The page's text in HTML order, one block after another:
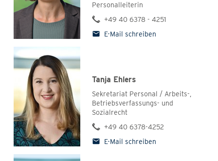
Personalleiterin
+49 40 6378 - 4251
E-Mail schreiben
Tanja Ehlers
Sekretariat Personal / Arbeits-,
Betriebsverfassungs- und
Sozialrecht
+49 40 6378-4252
E-Mail schreiben